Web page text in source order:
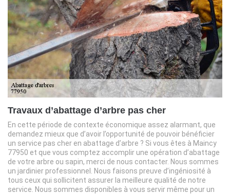
Travaux d’abattage d’arbre pas cher
En cette période de contexte économique assez alarmant, que
demandez mieux que d’avoir l’opportunité de pouvoir bénéficier
un service pas cher en abattage d’arbre ? Si vous êtes à Maincy
77950 et que vous comptez accomplir une opération d’abattage
de votre arbre ou sapin, merci de nous contacter. Nous sommes
un jardinier professionnel. Nous faisons preuve d’ingéniosité à
tous ceux qui sollicitent assurer la meilleure qualité de notre
service. Nous sommes disponibles à vous servir même pour un